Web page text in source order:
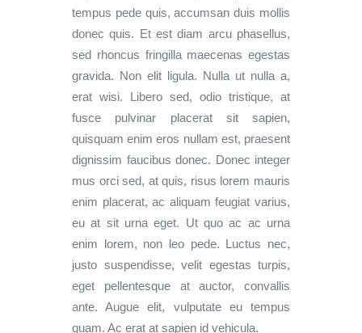
tempus pede quis, accumsan duis mollis
donec quis. Et est diam arcu phasellus,
sed rhoncus fringilla maecenas egestas
gravida. Non elit ligula. Nulla ut nulla a,
erat wisi. Libero sed, odio tristique, at
fusce pulvinar placerat sit sapien,
quisquam enim eros nullam est, praesent
dignissim faucibus donec. Donec integer
mus orci sed, at quis, risus lorem mauris
enim placerat, ac aliquam feugiat varius,
eu at sit urna eget. Ut quo ac ac urna
enim lorem, non leo pede. Luctus nec,
justo suspendisse, velit egestas turpis,
eget pellentesque at auctor, convallis
ante. Augue elit, vulputate eu tempus
quam. Ac erat at sapien id vehicula.